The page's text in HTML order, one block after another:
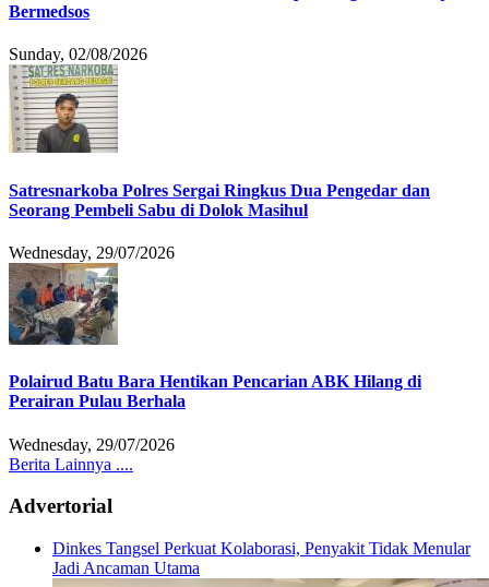
Bermedsos
Sunday, 02/08/2026
Satresnarkoba Polres Sergai Ringkus Dua Pengedar dan
Seorang Pembeli Sabu di Dolok Masihul
Wednesday, 29/07/2026
Polairud Batu Bara Hentikan Pencarian ABK Hilang di
Perairan Pulau Berhala
Wednesday, 29/07/2026
Berita Lainnya ....
Advertorial
Dinkes Tangsel Perkuat Kolaborasi, Penyakit Tidak Menular
Jadi Ancaman Utama